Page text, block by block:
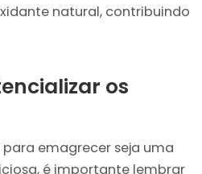
natural, contribuindo
os
emagrecer seja uma
é importante lembrar